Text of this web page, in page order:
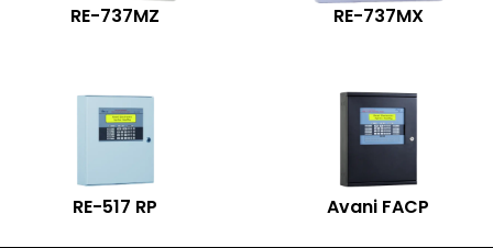
RE-737MZ RE-737MX
RE-517 RP Avani FACP